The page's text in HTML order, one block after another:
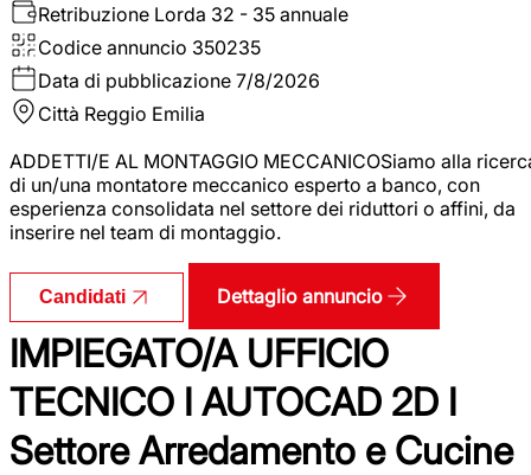
Retribuzione Lorda 32 - 35 annuale
Codice annuncio 350235
Data di pubblicazione 7/8/2026
Città Reggio Emilia
ADDETTI/E AL MONTAGGIO MECCANICOSiamo alla
di un/una montatore meccanico esperto a banco, con
esperienza consolidata nel settore dei riduttori o affini, da
inserire nel team di montaggio.
Candidati Dettaglio annuncio
IMPIEGATO/A UFFICIO
TECNICO I AUTOCAD 2D I
Settore Arredamento e Cucine